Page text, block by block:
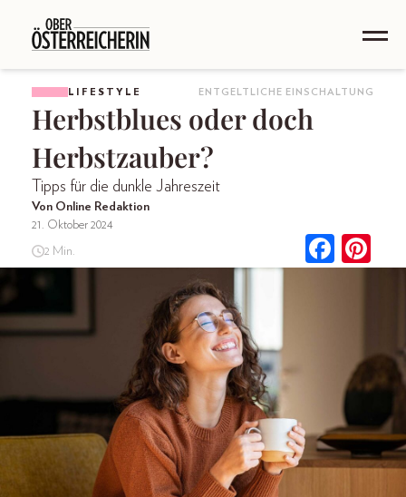
LIFESTYLE ENTGELTLICHE EINSCHALTUNG
Herbstblues oder doch
Herbstzauber?
Tipps für die dunkle Jahreszeit
Von Online Redaktion
21. Oktober 2024
2 Min.